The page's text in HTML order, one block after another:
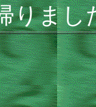
りまし